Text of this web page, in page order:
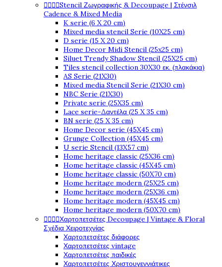
Stencil Ζωγραφικής & Decoupage | Στένσιλ
Cadence & Mixed Media
K serie (6 X 20 cm)
Mixed media stencil Serie (10X25 cm)
D serie (15 X 20 cm)
Home Decor Midi Stencil (25x25 cm)
Siluet Trendy Shadow Stencil (25X25 cm)
Tiles stencil collection 30X30 εκ. (πλακάκια)
AS Serie (21X30)
Mixed media Stencil Serie (21X30 cm)
NBC Serie (21X30)
Private serie (25X35 cm)
Lace serie-Δαντέλα (25 X 35 cm)
BN serie (25 X 35 cm)
Home Decor serie (45X45 cm)
Grunge Collection (45X45 cm)
U serie Stencil (13X57 cm)
Home heritage classic (25X36 cm)
Home heritage classic (45X45 cm)
Home heritage classic (50X70 cm)
Home heritage modern (25X25 cm)
Home heritage modern (25X36 cm)
Home heritage modern (45X45 cm)
Home heritage modern (50X70 cm)
Χαρτοπετσέτες Decoupage | Vintage & Floral
Σχέδια Χειροτεχνίας
Χαρτοπετσέτες διάφορες
Χαρτοπετσέτες vintage
Χαρτοπετσέτες παιδικές
Χαρτοπετσέτες Χριστουγεννιάτικες